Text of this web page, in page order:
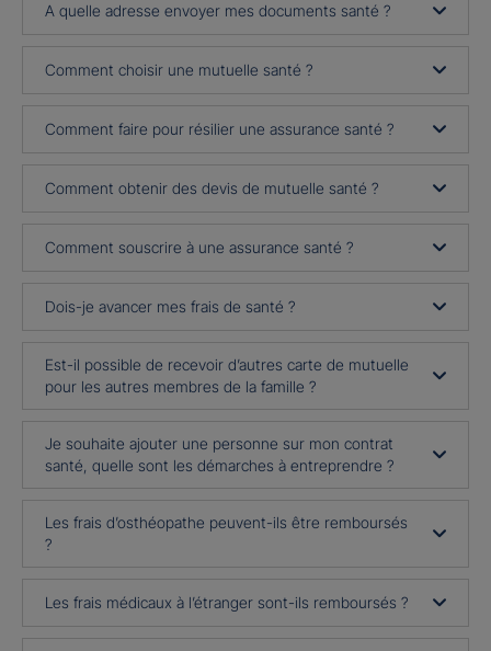
A quelle adresse envoyer mes documents santé ?
Comment choisir une mutuelle santé ?
Comment faire pour résilier une assurance santé ?
Comment obtenir des devis de mutuelle santé ?
Comment souscrire à une assurance santé ?
Dois-je avancer mes frais de santé ?
Est-il possible de recevoir d’autres carte de mutuelle
pour les autres membres de la famille ?
Je souhaite ajouter une personne sur mon contrat
santé, quelle sont les démarches à entreprendre ?
Les frais d’osthéopathe peuvent-ils être remboursés
?
Les frais médicaux à l’étranger sont-ils remboursés ?